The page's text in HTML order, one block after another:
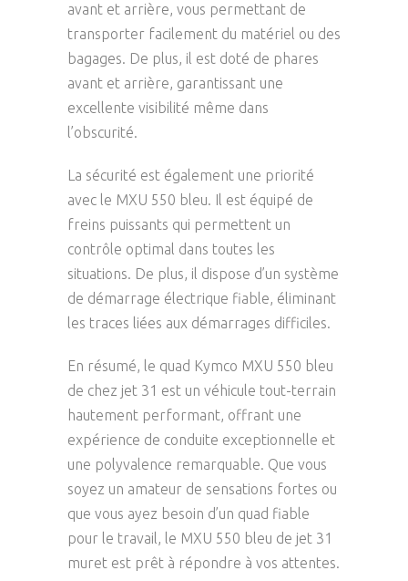
avant et arrière, vous permettant de
transporter facilement du matériel ou des
bagages. De plus, il est doté de phares
avant et arrière, garantissant une
excellente visibilité même dans
l’obscurité.
La sécurité est également une priorité
avec le MXU 550 bleu. Il est équipé de
freins puissants qui permettent un
contrôle optimal dans toutes les
situations. De plus, il dispose d’un système
de démarrage électrique fiable, éliminant
les traces liées aux démarrages difficiles.
En résumé, le quad Kymco MXU 550 bleu
de chez jet 31 est un véhicule tout-terrain
hautement performant, offrant une
expérience de conduite exceptionnelle et
une polyvalence remarquable. Que vous
soyez un amateur de sensations fortes ou
que vous ayez besoin d’un quad fiable
pour le travail, le MXU 550 bleu de jet 31
muret est prêt à répondre à vos attentes.